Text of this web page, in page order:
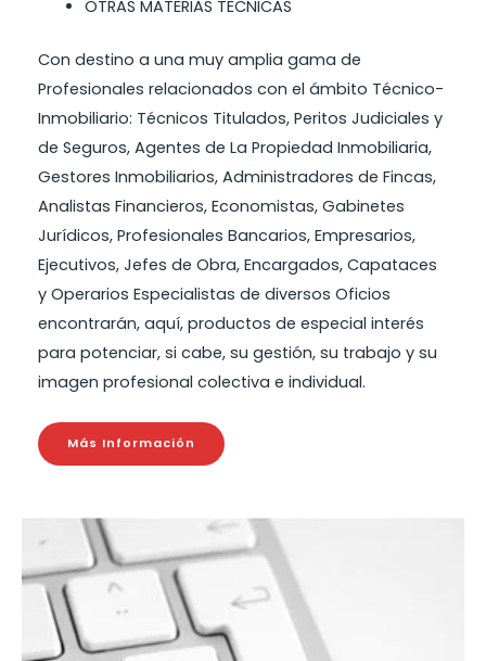
OTRAS MATERIAS TECNICAS
Con destino a una muy amplia gama de
Profesionales relacionados con el ámbito Técnico-
Inmobiliario: Técnicos Titulados, Peritos Judiciales y
de Seguros, Agentes de La Propiedad Inmobiliaria,
Gestores Inmobiliarios, Administradores de Fincas,
Analistas Financieros, Economistas, Gabinetes
Jurídicos, Profesionales Bancarios, Empresarios,
Ejecutivos, Jefes de Obra, Encargados, Capataces
y Operarios Especialistas de diversos Oficios
encontrarán, aquí, productos de especial interés
para potenciar, si cabe, su gestión, su trabajo y su
imagen profesional colectiva e individual.
Más Información